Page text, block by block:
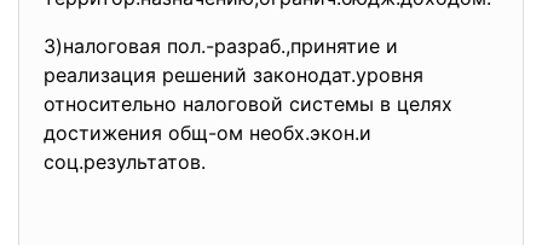
3)налоговая пол.-разраб.,принятие и
реализация решений законодат.уровня
относительно налоговой системы в целях
достижения общ-ом необх.экон.и
соц.результатов.